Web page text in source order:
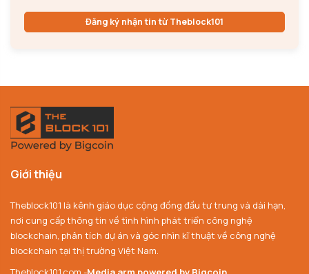
Đăng ký nhận tin từ Theblock101
Giới thiệu
Theblock101 là kênh giáo dục cộng đồng đầu tư trung và dài hạn,
nơi cung cấp thông tin về tình hình phát triển công nghệ
blockchain, phân tích dự án và góc nhìn kĩ thuật về công nghệ
blockchain tại thị trường Việt Nam.